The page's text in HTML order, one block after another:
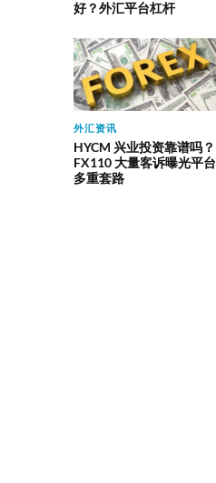
好？外汇平台杠杆
外汇资讯
HYCM 兴业投资靠谱吗？
FX110 大量客诉曝光平台
多重套路